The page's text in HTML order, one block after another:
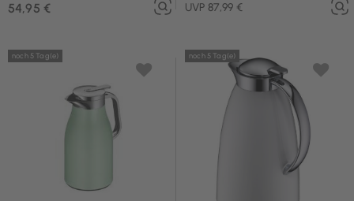
54,95 € UVP 87,99 €
noch 5 Tag(e) noch 5 Tag(e)